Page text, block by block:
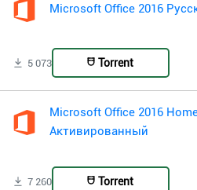
Microsoft Office 2016
5 073 Torrent
Microsoft Office 2016
Активированный
7 260 Torrent